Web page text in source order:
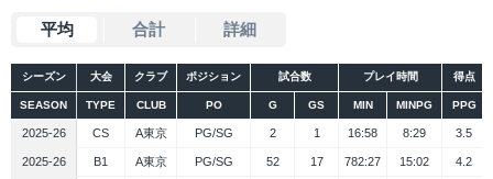
平均 合計 詳細
シーズン 大会 クラブ ポジション 試合数 プレイ時間 得点
SEASON TYPE CLUB PO G GS MIN MINPG PPG
2025-26 CS A東京 PG/SG 2 1 16:58 8:29 3.5
2025-26 B1 A東京 PG/SG 52 17 782:27 15:02 4.2